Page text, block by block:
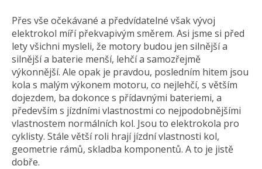
Přes vše očekávané a předvídatelné však vývoj
elektrokol míří překvapivým směrem. Asi jsme si před
lety všichni mysleli, že motory budou jen silnější a
silnější a baterie menší, lehčí a samozřejmě
výkonnější. Ale opak je pravdou, posledním hitem jsou
kola s malým výkonem motoru, co nejlehčí, s větším
dojezdem, ba dokonce s přídavnými bateriemi, a
především s jízdními vlastnostmi co nejpodobnějšími
vlastnostem normálních kol. Jsou to elektrokola pro
cyklisty. Stále větší roli hrají jízdní vlastnosti kol,
geometrie rámů, skladba komponentů. A to je jistě
dobře.